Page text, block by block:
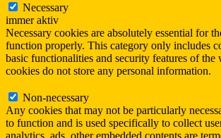
Necessary
immer aktiv
Necessary cookies are absolutely essential for
function properly. This category only includes
basic functionalities and security features of the
cookies do not store any personal information.
Non-necessary
Any cookies that may not be particularly
to function and is used specifically to collect
analytics, ads, other embedded contents are